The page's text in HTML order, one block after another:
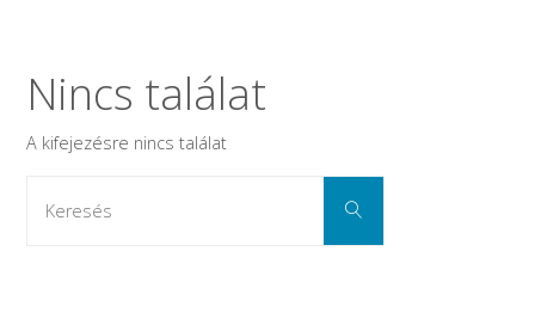
Nincs találat
A kifejezésre nincs találat
Keresés